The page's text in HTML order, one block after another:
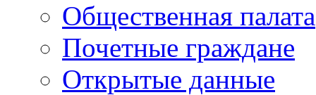
Общественная палата
Почетные граждане
Открытые данные